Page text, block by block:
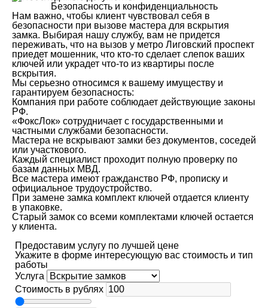
Безопасность и конфиденциальность
Нам важно, чтобы клиент чувствовал себя в
безопасности при вызове мастера для вскрытия
замка. Выбирая нашу службу, вам не придется
переживать, что на вызов у метро Лиговский проспект
приедет мошенник, что кто-то сделает слепок ваших
ключей или украдет что-то из квартиры после
вскрытия.
Мы серьезно относимся к вашему имуществу и
гарантируем безопасность:
Компания при работе соблюдает действующие законы
РФ.
«ФоксЛок» сотрудничает с государственными и
частными службами безопасности.
Мастера не вскрывают замки без документов, соседей
или участкового.
Каждый специалист проходит полную проверку по
базам данных МВД.
Все мастера имеют гражданство РФ, прописку и
официальное трудоустройство.
При замене замка комплект ключей отдается клиенту
в упаковке.
Старый замок со всеми комплектами ключей остается
у клиента.
Предоставим услугу по лучшей цене
Укажите в форме интересующую вас стоимость и тип
работы
Услуга
Стоимость в рублях